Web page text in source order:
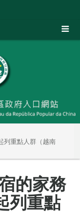
列重點人群（越南
的家務
列重點